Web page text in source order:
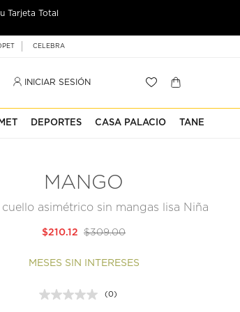
Tarjeta Total
CELEBRA
INICIAR SESIÓN
DEPORTES CASA PALACIO TANE
MANGO
cuello asimétrico sin mangas lisa Niña
$309.00
$210.12
MESES SIN INTERESES
Sin
(0)